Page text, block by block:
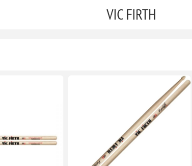
VIC FIRTH